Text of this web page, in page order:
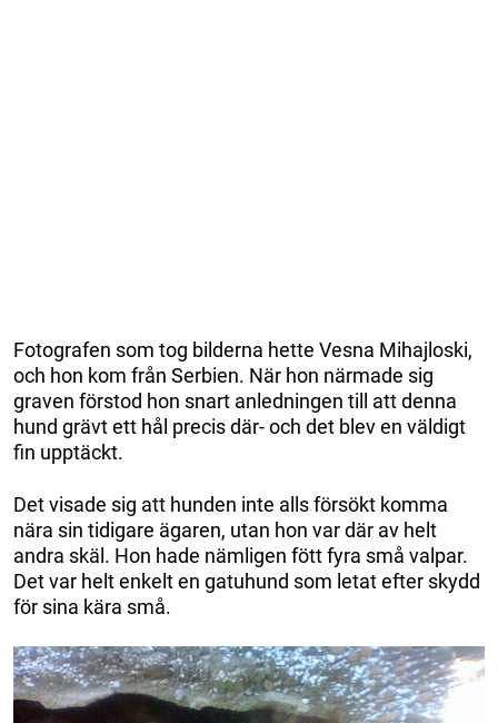
Fotografen som tog bilderna hette Vesna Mihajloski,
och hon kom från Serbien. När hon närmade sig
graven förstod hon snart anledningen till att denna
hund grävt ett hål precis där- och det blev en väldigt
fin upptäckt.
Det visade sig att hunden inte alls försökt komma
nära sin tidigare ägaren, utan hon var där av helt
andra skäl. Hon hade nämligen fött fyra små valpar.
Det var helt enkelt en gatuhund som letat efter skydd
för sina kära små.